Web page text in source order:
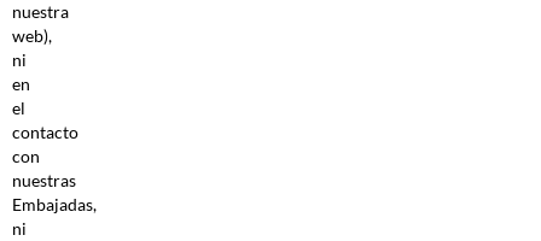
nuestra
web),
ni
en
el
contacto
con
nuestras
Embajadas,
ni